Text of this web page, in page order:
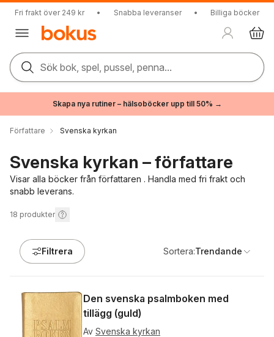
Fri frakt över 249 kr • Snabba leveranser • Billiga böcker
Sök bok, spel, pussel, penna...
Skapa nya rutiner – hälsoböcker upp till 50% →
Författare Svenska kyrkan
Svenska kyrkan – författare
Visar alla böcker från författaren . Handla med fri frakt och
snabb leverans.
18 produkter
Filtrera Sortera:Trendande
Den svenska psalmboken med
tillägg (guld)
Av Svenska kyrkan